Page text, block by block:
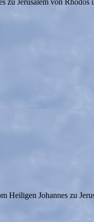
zu Jerusalem von Rhodos
Heiligen Johannes zu